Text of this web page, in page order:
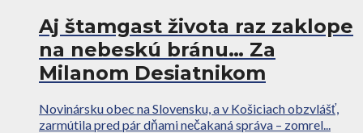
Aj štamgast života raz zaklope
na nebeskú bránu… Za
Milanom Desiatnikom
Novinársku obec na Slovensku, a v Košiciach obzvlášť,
zarmútila pred pár dňami nečakaná správa – zomrel...